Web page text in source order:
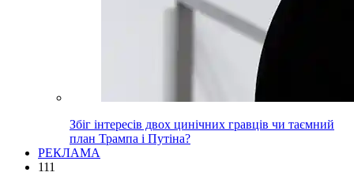
Збіг інтересів двох цинічних гравців чи таємний
план Трампа і Путіна?
РЕКЛАМА
111